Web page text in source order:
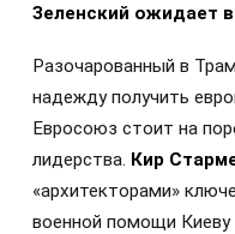
Зеленский ожидает
Разочарованный в
надежду получить
Евросоюз стоит на
лидерства. Кир
«архитекторами»
военной помощи Киеву